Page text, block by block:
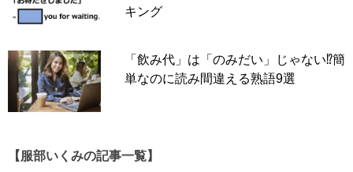
できる＝can なので Can you 〜？ と聞いてしまいがちで
すが
上から目線な印象を与えてしまいます。
Do you speak Japanese？ です。
キング
「飲み代」は「のみだい」じゃない⁉簡
単なのに読み間違える熟語9選
【服部いくみの記事一覧】